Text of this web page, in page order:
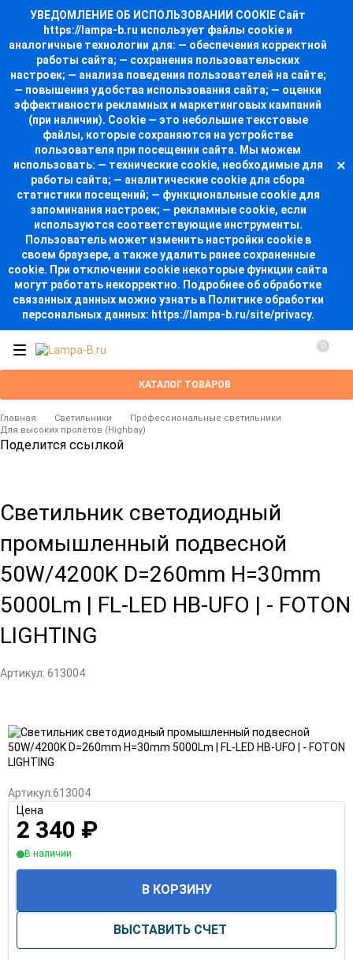
УВЕДОМЛЕНИЕ ОБ ИСПОЛЬЗОВАНИИ COOKIE Сайт
https://lampa-b.ru использует файлы cookie и
аналогичные технологии для: — обеспечения корректной
работы сайта; — сохранения пользовательских
настроек; — анализа поведения пользователей на сайте;
— повышения удобства использования сайта; — оценки
эффективности рекламных и маркетинговых кампаний
(при наличии). Cookie — это небольшие текстовые
файлы, которые сохраняются на устройстве
пользователя при посещении сайта. Мы можем
использовать: — технические cookie, необходимые для
работы сайта; — аналитические cookie для сбора
статистики посещений; — функциональные cookie для
запоминания настроек; — рекламные cookie, если
используются соответствующие инструменты.
Пользователь может изменить настройки cookie в
своем браузере, а также удалить ранее сохраненные
cookie. При отключении cookie некоторые функции сайта
могут работать некорректно. Подробнее об обработке
связанных данных можно узнать в Политике обработки
персональных данных: https://lampa-b.ru/site/privacy.
КАТАЛОГ ТОВАРОВ
0
Главная Светильники
Профессиональные светильники
Для высоких пролётов (Highbay)
Поделится ссылкой
Светильник светодиодный
промышленный подвесной
50W/4200K D=260mm H=30mm
5000Lm | FL-LED HB-UFO | - FOTON
LIGHTING
Артикул: 613004
Артикул:613004
Цена
2 340 ₽
В наличии
В КОРЗИНУ
ВЫСТАВИТЬ СЧЕТ